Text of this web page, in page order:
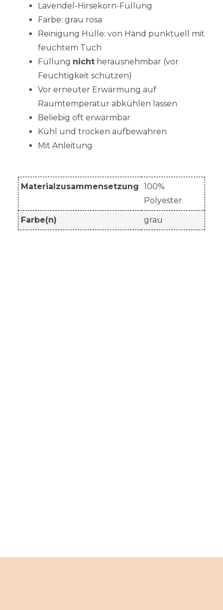
Lavendel-Hirsekorn-Füllung
Farbe: grau rosa
Reinigung Hülle: von Hand punktuell mit
feuchtem Tuch
Füllung nicht herausnehmbar (vor
Feuchtigkeit schützen)
Vor erneuter Erwärmung auf
Raumtemperatur abkühlen lassen
Beliebig oft erwärmbar
Kühl und trocken aufbewahren
Mit Anleitung
Materialzusammensetzung 100%
Polyester
Farbe(n) grau